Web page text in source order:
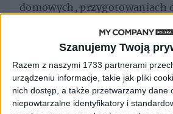
Szanujemy Twoją
Razem z naszymi 1733 partnerami
urządzeniu informacje, takie jak pliki
nich dostęp, a także przetwarzamy dane
niepowtarzalne identyfikatory i
domowych, przygotowaniach
użytkowników Brainly+
Brainly uzyskuje lepsze
że dzięki Brainly+ lepiej
szkolny.